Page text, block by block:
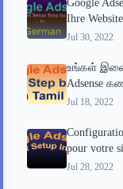
Ihre
Jul 30, 2022
உங்கள்
Adsense
Jul 18, 2022
pour votre
Jul 28, 2022